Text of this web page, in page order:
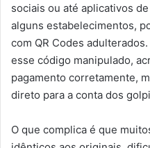
sociais ou até aplicativos
alguns estabelecimentos,
com QR Codes
esse código manipulado,
pagamento corretamente,
direto para a conta dos
O que complica é que